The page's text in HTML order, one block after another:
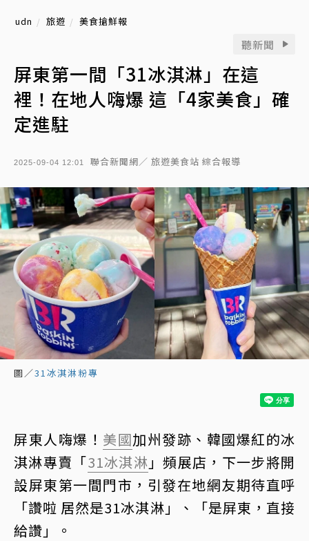
udn 旅遊 美食搶鮮報
聽新聞
屏東第一間「31冰淇淋」在這
裡！在地人嗨爆 這「4家美食」確
定進駐
2025-09-04 12:01 聯合新聞網／ 旅遊美食站 綜合報導
圖／31冰淇淋粉專
屏東人嗨爆！ 美國加州發跡、韓國爆紅的冰
淇淋專賣「31冰淇淋 」頻展店，下一步將開
設屏東第一間門市，引發在地網友期待直呼
「讚啦 居然是31冰淇淋」、「是屏東，直接
給讚」。